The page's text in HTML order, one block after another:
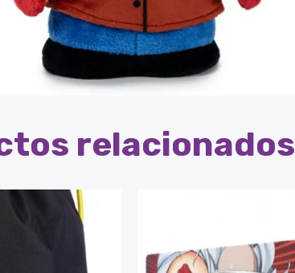
relacionados